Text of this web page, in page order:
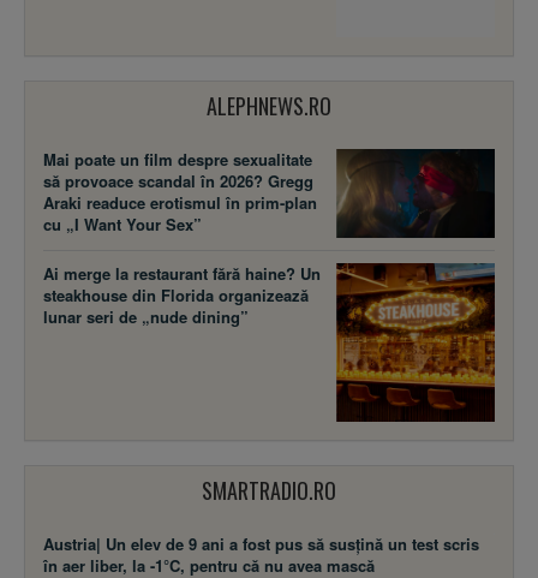
ALEPHNEWS.RO
Mai poate un film despre sexualitate
să provoace scandal în 2026? Gregg
Araki readuce erotismul în prim-plan
cu „I Want Your Sex”
Ai merge la restaurant fără haine? Un
steakhouse din Florida organizează
lunar seri de „nude dining”
SMARTRADIO.RO
Austria| Un elev de 9 ani a fost pus să susţină un test scris
în aer liber, la -1°C, pentru că nu avea mască